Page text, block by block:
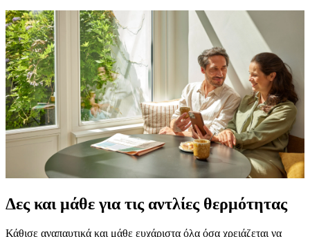
Δες και μάθε για τις αντλίες θερμότητας
Κάθισε αναπαυτικά και μάθε ευχάριστα όλα όσα χρειάζεται να